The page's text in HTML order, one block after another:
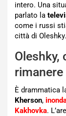
intero. Una
parlato la
come i russi
città di Oleshky.
Oleshky,
rimanere
È drammatica
Kherson,
Kakhovka.